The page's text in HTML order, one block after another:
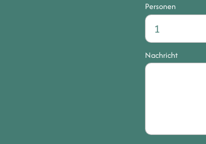
Personen
Nachricht